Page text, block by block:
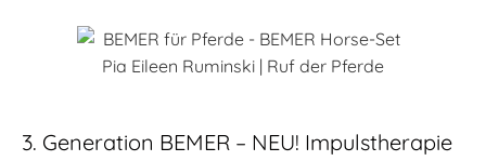
3. Generation BEMER – NEU! Impulstherapie